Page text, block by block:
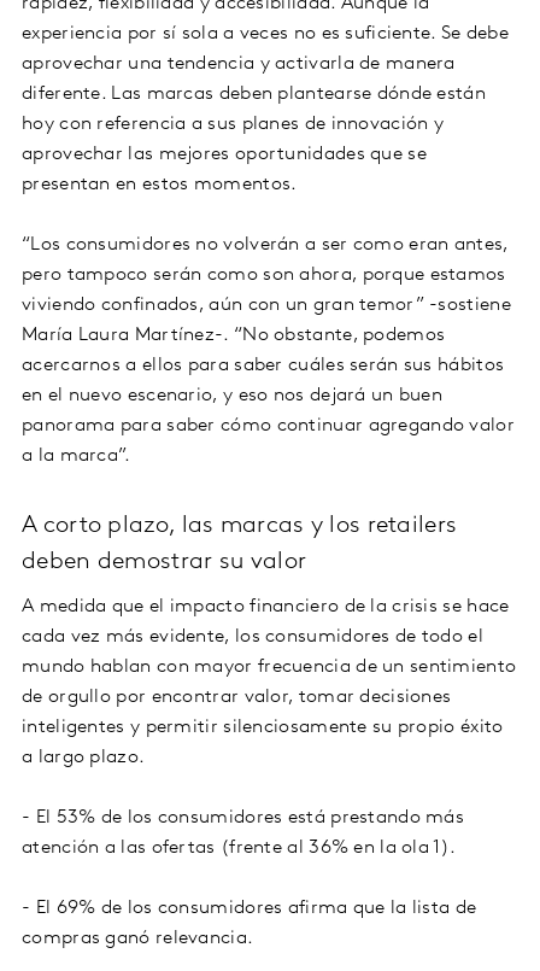
experiencia por sí sola a veces no es suficiente. Se debe
aprovechar una tendencia y activarla de manera
diferente. Las marcas deben plantearse dónde están
hoy con referencia a sus planes de innovación y
aprovechar las mejores oportunidades que se
presentan en estos momentos.
“Los consumidores no volverán a ser como eran antes,
pero tampoco serán como son ahora, porque estamos
viviendo confinados, aún con un gran temor” -sostiene
María Laura Martínez-. “No obstante, podemos
acercarnos a ellos para saber cuáles serán sus hábitos
en el nuevo escenario, y eso nos dejará un buen
panorama para saber cómo continuar agregando valor
a la marca”.
A corto plazo, las marcas y los retailers
deben demostrar su valor
A medida que el impacto financiero de la crisis se hace
cada vez más evidente, los consumidores de todo el
mundo hablan con mayor frecuencia de un sentimiento
de orgullo por encontrar valor, tomar decisiones
inteligentes y permitir silenciosamente su propio éxito
a largo plazo.
- El 53% de los consumidores está prestando más
atención a las ofertas (frente al 36% en la ola 1).
- El 69% de los consumidores afirma que la lista de
compras ganó relevancia.